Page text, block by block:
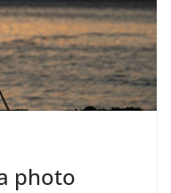
photo